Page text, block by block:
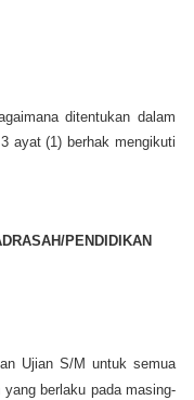
ditentukan dalam
ayat (1) berhak mengikuti
PENDIDIKAN
Ujian S/M untuk semua
berlaku pada masing-